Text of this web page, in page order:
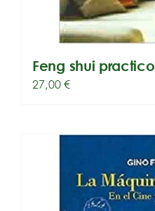
Feng shui practico
27,00€